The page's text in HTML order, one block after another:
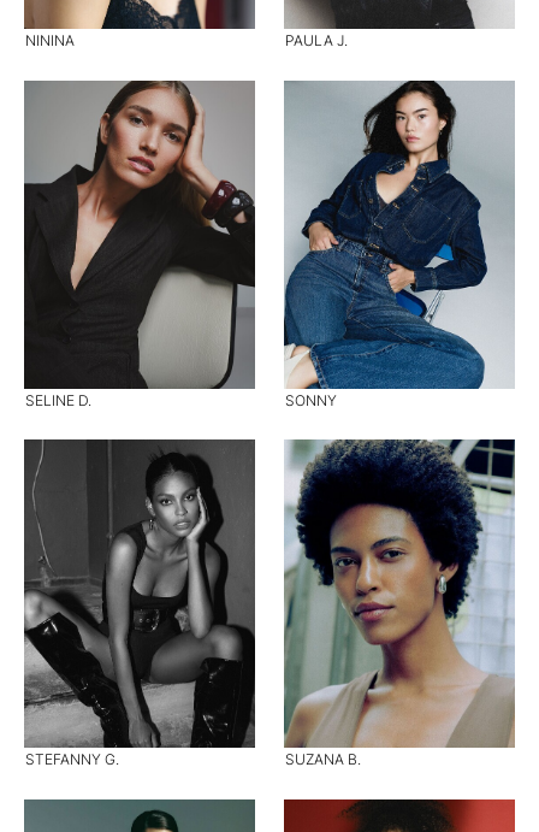
NININA PAULA J.
SELINE D. SONNY
STEFANNY G. SUZANA B.